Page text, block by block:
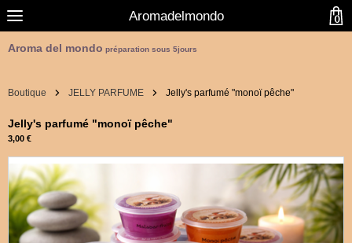
Aromadelmondo
Aroma del mondo préparation sous 5jours
Boutique JELLY PARFUME Jelly's parfumé "monoï pêche"
Jelly's parfumé "monoï pêche"
3,00 €
0